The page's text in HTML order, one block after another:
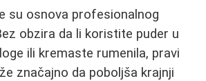
su osnova profesionalnog
obzira da li koristite puder u
ili kremaste rumenila, pravi
značajno da poboljša krajnji